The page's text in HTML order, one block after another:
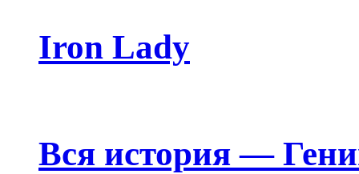
Iron Lady
Вся история —